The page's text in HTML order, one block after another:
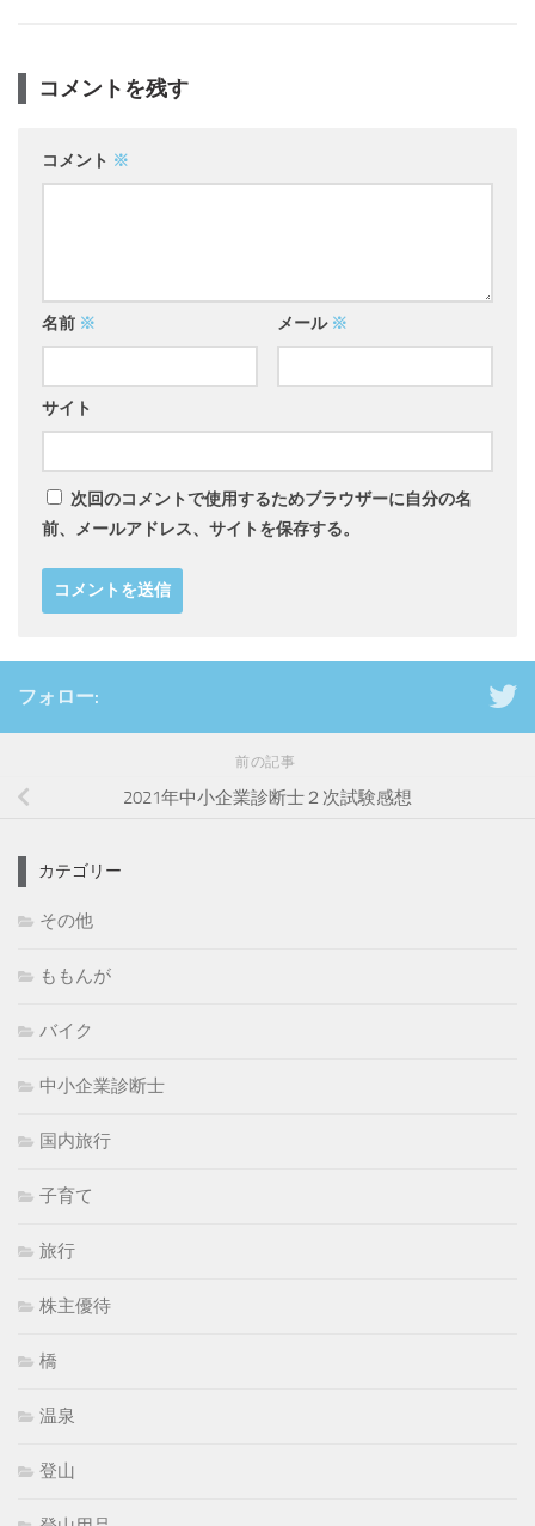
コメントを残す
コメント ※
名前 ※ メール ※
サイト
次回のコメントで使用するためブラウザーに自分の名
前、メールアドレス、サイトを保存する。
フォロー:
前の記事
2021年中小企業診断士２次試験感想
カテゴリー
その他
ももんが
バイク
中小企業診断士
国内旅行
子育て
旅行
株主優待
橋
温泉
登山